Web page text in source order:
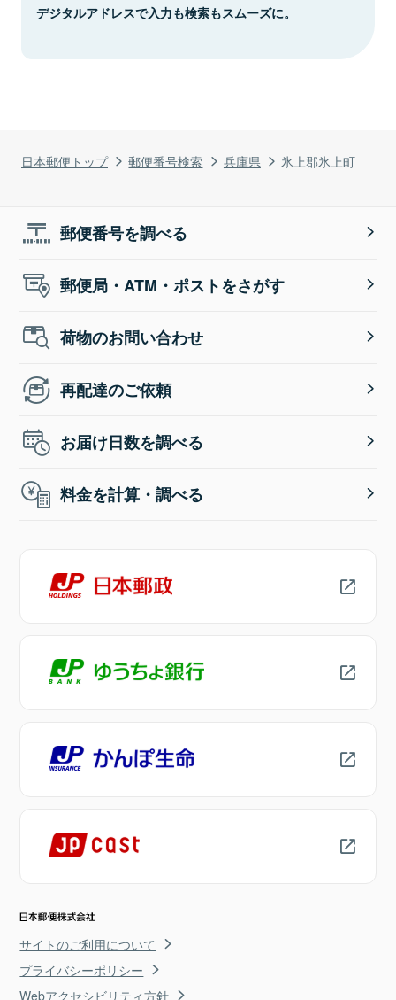
日本郵便トップ 郵便番号検索 兵庫県 氷上郡氷上町
デジタルアドレスで入力も検索もスムーズに。
郵便番号を調べる
郵便局・ATM・ポストをさがす
荷物のお問い合わせ
再配達のご依頼
お届け日数を調べる
料金を計算・調べる
サイトのご利用について
プライバシーポリシー
Webアクセシビリティ方針